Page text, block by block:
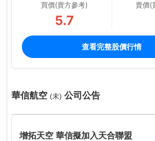
買價(賣方參考)
5.7
賣價(
查看完整股價行情
華信航空 (未) 公司公告
增拓天空 華信擬加入天合聯盟